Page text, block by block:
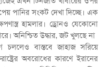
পানির সংকট দেখা দিচ্ছে। এক
হামলার। ড্রোনও যেকোনো
অনিশ্চিত উদ্ধার, জট খুলছে না
চললেও বাস্তবে জাহাজ সরিয়ে
অবরোধের কারণে ইরানের